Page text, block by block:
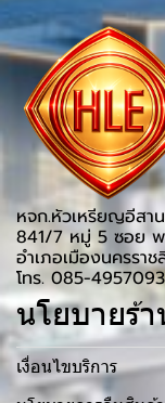
หจก.หัวเหรียญอีสาน
841/7 หมู่ 5 ซอย พ
อำเภอเมืองนครรา
โทร. 085-4957093
นโยบายร้
เงื่อนไขบริการ